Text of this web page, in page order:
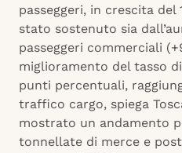
passeggeri, in crescita del
stato sostenuto sia
passeggeri commerciali
miglioramento del tasso
punti percentuali,
traffico cargo, spiega
mostrato un andamento
tonnellate di merce e